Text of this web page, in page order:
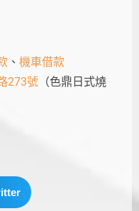
、 機車借款
273號（色鼎日式燒